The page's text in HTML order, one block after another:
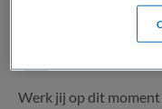
Niet nader
Werk jij op dit moment